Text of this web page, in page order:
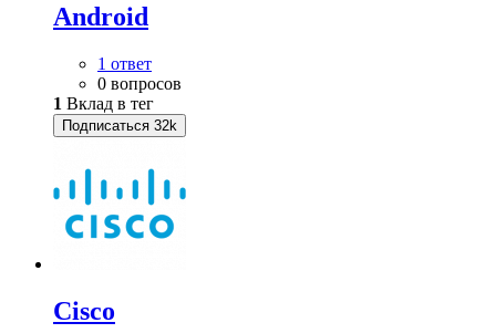
Android
1 ответ
0 вопросов
1 Вклад в тег
Подписаться 32k
Cisco